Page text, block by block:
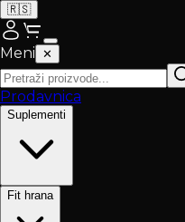
🇷🇸
Meni ✕
Prodavnica
Suplementi
Fit hrana